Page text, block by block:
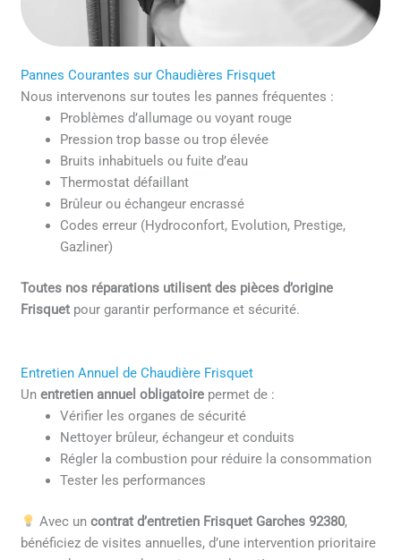
Pannes Courantes sur Chaudières Frisquet
Nous intervenons sur toutes les pannes fréquentes :
Problèmes d’allumage ou voyant rouge
Pression trop basse ou trop élevée
Bruits inhabituels ou fuite d’eau
Thermostat défaillant
Brûleur ou échangeur encrassé
Codes erreur (Hydroconfort, Evolution, Prestige,
Gazliner)
Toutes nos réparations utilisent des pièces d’origine
Frisquet pour garantir performance et sécurité.
Entretien Annuel de Chaudière Frisquet
Unentretien annuel obligatoire permet de :
Vérifier les organes de sécurité
Nettoyer brûleur, échangeur et conduits
Régler la combustion pour réduire la consommation
Tester les performances
Avec un contrat d’entretien Frisquet Garches 92380,
bénéficiez de visites annuelles, d’une intervention prioritaire